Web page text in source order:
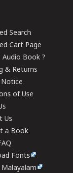
Search
Cart Page
Audio Book ?
& Returns
Notice
of Use
Us
a Book
Fonts
Malayalam